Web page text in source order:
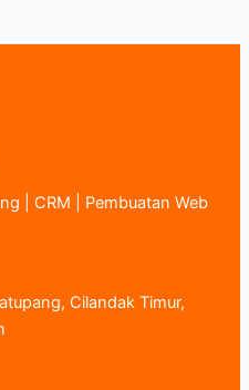
| CRM | Pembuatan Web
Cilandak Timur,